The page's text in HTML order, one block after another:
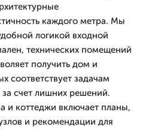
каждого метра. Мы
логикой входной
технических помещений
получить дом и
соответствует задачам
за счет лишних решений.
и коттеджи включает планы,
и рекомендации для